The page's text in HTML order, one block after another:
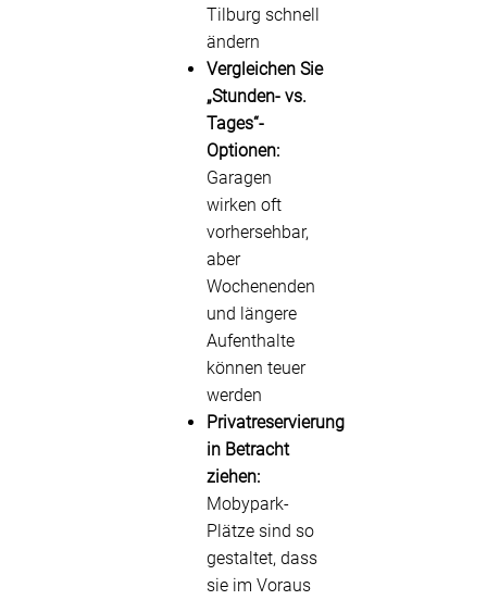
Tilburg schnell
ändern
Vergleichen Sie
„Stunden- vs.
Tages“-
Optionen:
Garagen
wirken oft
vorhersehbar,
aber
Wochenenden
und längere
Aufenthalte
können teuer
werden
Privatreservierung
in Betracht
ziehen:
Mobypark-
Plätze sind so
gestaltet, dass
sie im Voraus